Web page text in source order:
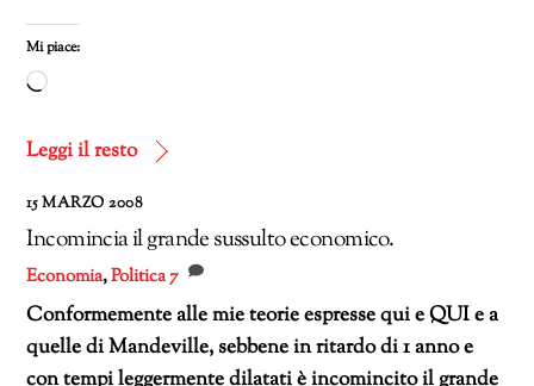
Mi piace:
Caricamento
corso…
Leggi il resto
15 MARZO 2008
Incomincia il grande sussulto economico.
Economia,Politica7
Conformemente alle mie teorie espresse qui e QUI e a
quelle di Mandeville, sebbene in ritardo di 1 anno e
con tempi leggermente dilatati è incomincito il grande